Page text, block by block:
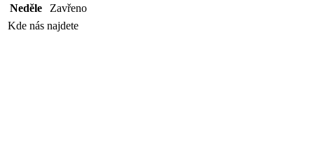
Neděle
Zavřeno
Kde nás najdete